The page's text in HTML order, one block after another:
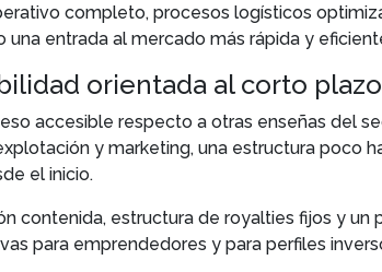
completo, procesos logísticos
entrada al mercado más rápida y
orientada al corto plazo
accesible respecto a otras enseñas del
y marketing, una estructura poco
el inicio.
contenida, estructura de royalties fijos y
para emprendedores y para perfiles